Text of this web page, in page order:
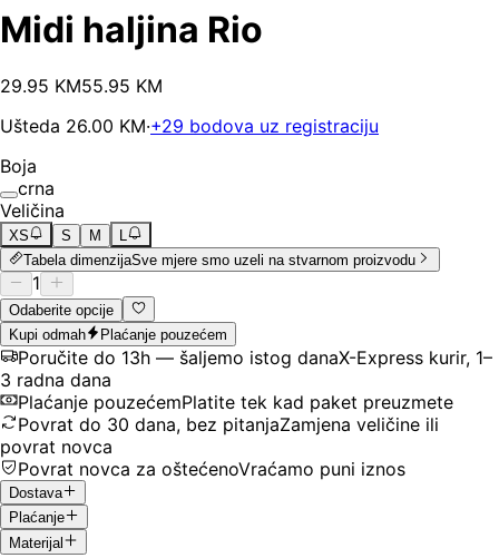
Midi haljina Rio
29.95 KM55.95 KM
Ušteda 26.00 KM·+29 bodova uz registraciju
Boja
crna
Veličina
XS S M
L
Tabela dimenzijaSve mjere smo uzeli na stvarnom proizvodu
1
Odaberite opcije
Kupi odmah
Plaćanje pouzećem
Poručite do 13h — šaljemo istog danaX-Express kurir, 1–
3 radna dana
Plaćanje pouzećemPlatite tek kad paket preuzmete
Povrat do 30 dana, bez pitanjaZamjena veličine ili
povrat novca
Povrat novca za oštećenoVraćamo puni iznos
Dostava
Plaćanje
Materijal